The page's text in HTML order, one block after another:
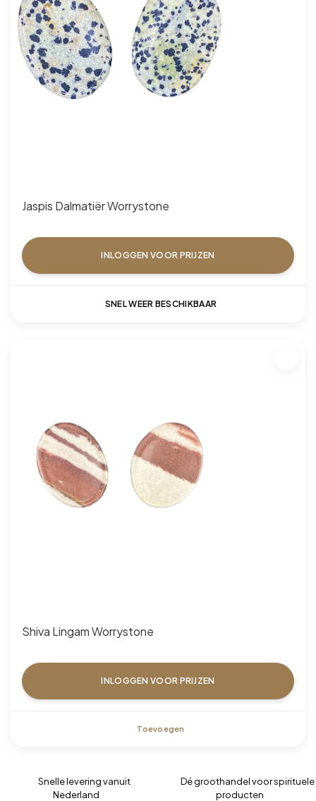
Jaspis Dalmatiër Worrystone
INLOGGEN VOOR PRIJZEN
SNEL WEER BESCHIKBAAR
Shiva Lingam Worrystone
INLOGGEN VOOR PRIJZEN
Toevoegen
Snelle levering vanuit
Nederland
Dé groothandel voor spirituele
producten